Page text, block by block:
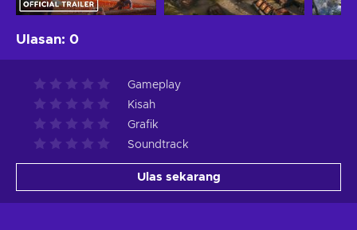
Ulasan: 0
Gameplay
Kisah
Grafik
Soundtrack
Ulas sekarang